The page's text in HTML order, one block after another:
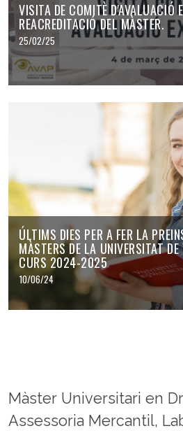
VISITA DE COMITÈ D'AVALUACIÓ
REACREDITACIÓ DEL MÀSTER.
25/02/25
ÚLTIMS DIES PER A FER LA
MÀSTERS DE LA UNIVERSITAT
CURS 2024-2025
10/06/24
Màster Universitari en
Assessoria Mercantil,